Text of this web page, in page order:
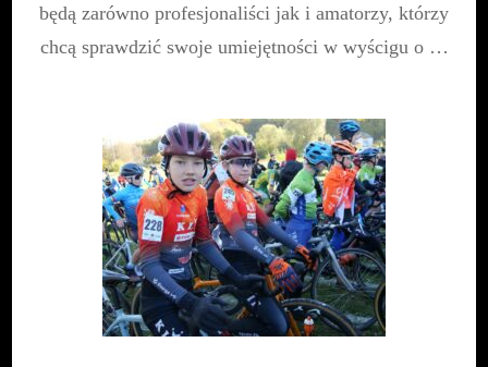
Nie
będą zarówno profesjonaliści jak i amatorzy, którzy
chcą sprawdzić swoje umiejętności w wyścigu o …